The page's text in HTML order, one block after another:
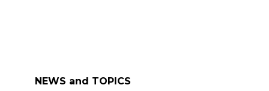
NEWS and TOPICS